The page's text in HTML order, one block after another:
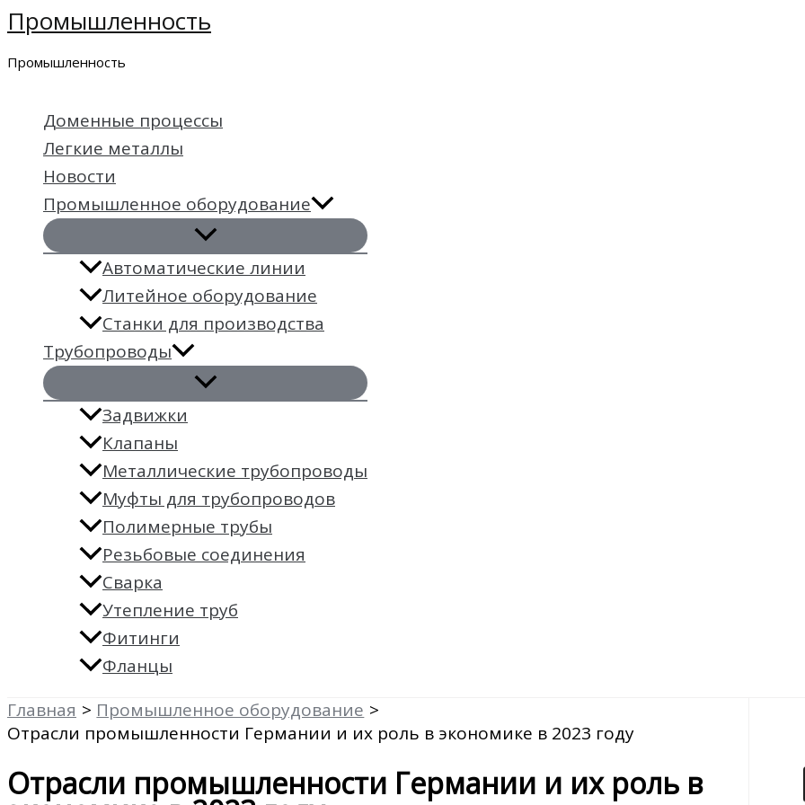
Перейти
содержимому
Промышленность
Промышленность
Доменные процессы
Легкие металлы
Новости
Промышленное оборудование
Автоматические линии
Литейное оборудование
Станки для производства
Трубопроводы
Задвижки
Клапаны
Металлические трубопроводы
Муфты для трубопроводов
Полимерные трубы
Резьбовые соединения
Сварка
Утепление труб
Фитинги
Фланцы
Главная
Промышленное оборудование
Отрасли промышленности Германии и их роль в экономике в 2023 году
Отрасли промышленности Германии и их роль в